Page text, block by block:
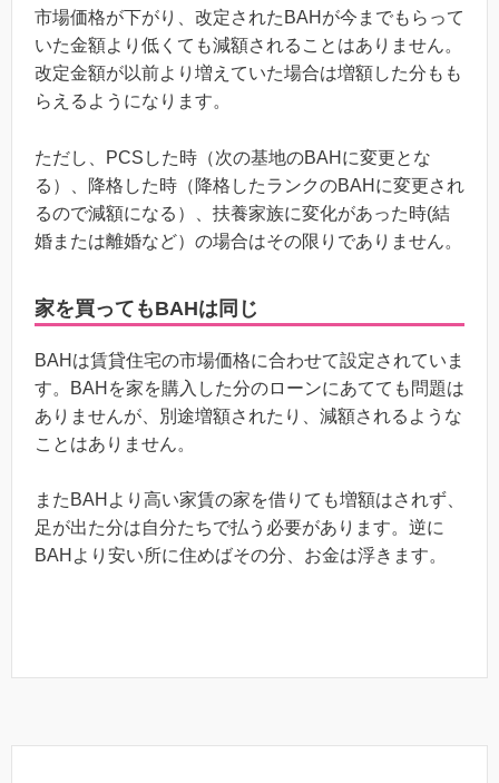
市場価格が下がり、改定されたBAHが今までもらって
いた金額より低くても減額されることはありません。
改定金額が以前より増えていた場合は増額した分もも
らえるようになります。
ただし、PCSした時（次の基地のBAHに変更とな
る）、降格した時（降格したランクのBAHに変更され
るので減額になる）、扶養家族に変化があった時(結
婚または離婚など）の場合はその限りでありません。
家を買ってもBAHは同じ
BAHは賃貸住宅の市場価格に合わせて設定されていま
す。BAHを家を購入した分のローンにあてても問題は
ありませんが、別途増額されたり、減額されるような
ことはありません。
またBAHより高い家賃の家を借りても増額はされず、
足が出た分は自分たちで払う必要があります。逆に
BAHより安い所に住めばその分、お金は浮きます。